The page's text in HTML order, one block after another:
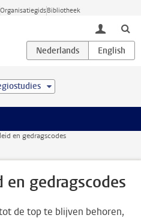
OrganisatiegidsBibliotheek
toggle
en gedragscodes
en gedragscodes
de top te blijven behoren,